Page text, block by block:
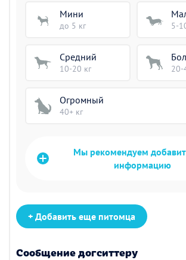
Мини
до 5 кг 5-
Средний
10-20 кг 20-
Огромный
40+ кг
Мы рекомендуем
информацию
+ Добавить еще питомца
Сообщение догситтеру